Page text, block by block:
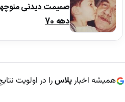
صمیمت دیدنی
دهه 70
همیشه اخبارپلاسرا در اولویت